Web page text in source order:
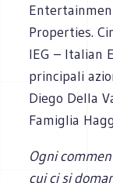
Properties.
IEG – Italian
principali
Diego Della
Famiglia
Ogni
cui ci si